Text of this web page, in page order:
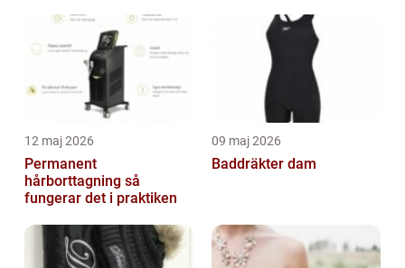
12 maj 2026
Permanent
hårborttagning så
fungerar det i praktiken
09 maj 2026
Baddräkter dam